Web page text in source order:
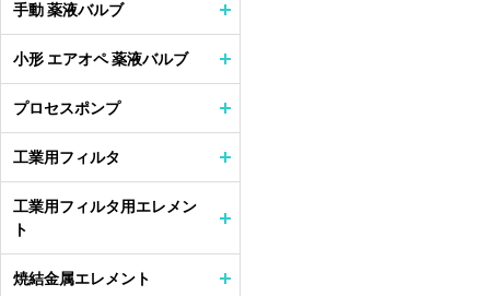
手動 薬液バルブ
小形 エアオペ 薬液バルブ
プロセスポンプ
工業用フィルタ
工業用フィルタ用エレメン
ト
焼結金属エレメント